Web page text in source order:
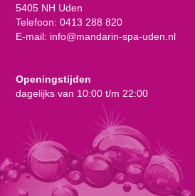
5405 NH Uden
Telefoon: 0413 288 820
E-mail: info@mandarin-spa-uden.nl
Openingstijden
dagelijks van 10:00 t/m 22:00